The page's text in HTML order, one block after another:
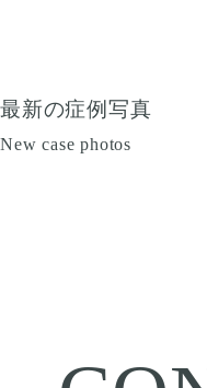
最新の症例写真
New case photos